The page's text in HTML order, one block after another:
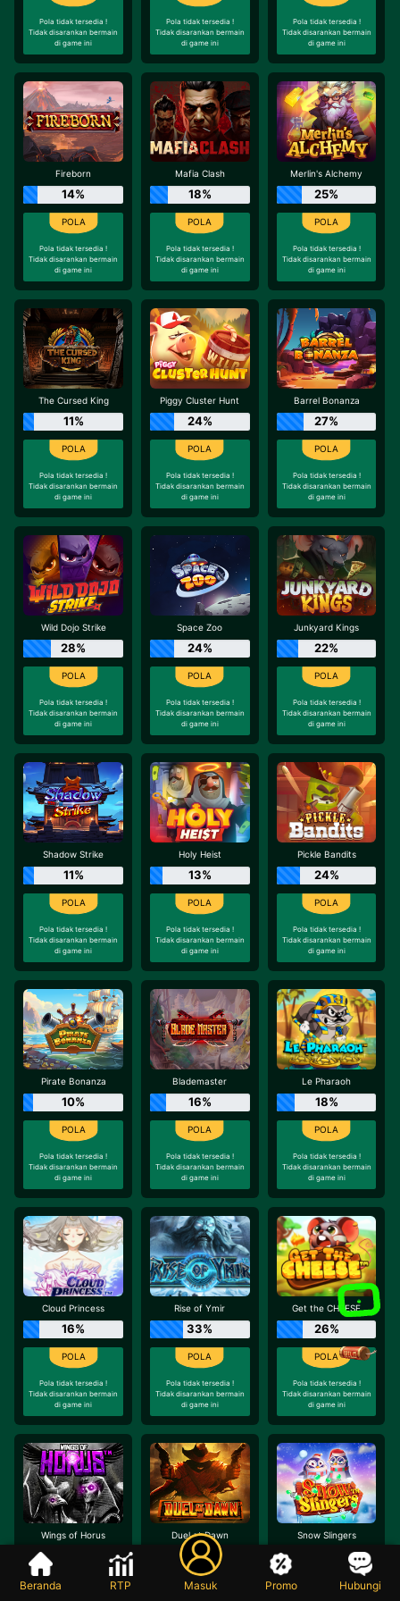
Pola tidak tersedia !
Tidak disarankan bermain
di game ini
Pola tidak tersedia !
Tidak disarankan bermain
di game ini
Pola tidak tersedia !
Tidak disarankan bermain
di game ini
Fireborn
14%
Pola tidak tersedia !
Tidak disarankan bermain
di game ini
Mafia Clash
18%
Pola tidak tersedia !
Tidak disarankan bermain
di game ini
Merlin's Alchemy
25%
Pola tidak tersedia !
Tidak disarankan bermain
di game ini
The Cursed King
11%
Pola tidak tersedia !
Tidak disarankan bermain
di game ini
Piggy Cluster Hunt
24%
Pola tidak tersedia !
Tidak disarankan bermain
di game ini
Barrel Bonanza
27%
Pola tidak tersedia !
Tidak disarankan bermain
di game ini
Wild Dojo Strike
28%
Pola tidak tersedia !
Tidak disarankan bermain
di game ini
Space Zoo
24%
Pola tidak tersedia !
Tidak disarankan bermain
di game ini
Junkyard Kings
22%
Pola tidak tersedia !
Tidak disarankan bermain
di game ini
Shadow Strike
11%
Pola tidak tersedia !
Tidak disarankan bermain
di game ini
Holy Heist
13%
Pola tidak tersedia !
Tidak disarankan bermain
di game ini
Pickle Bandits
24%
Pola tidak tersedia !
Tidak disarankan bermain
di game ini
Pirate Bonanza
10%
Pola tidak tersedia !
Tidak disarankan bermain
di game ini
Blademaster
16%
Pola tidak tersedia !
Tidak disarankan bermain
di game ini
Le Pharaoh
18%
Pola tidak tersedia !
Tidak disarankan bermain
di game ini
Cloud Princess
16%
Pola tidak tersedia !
Tidak disarankan bermain
di game ini
Rise of Ymir
33%
Pola tidak tersedia !
Tidak disarankan bermain
di game ini
Get the CHEESE
26%
Pola tidak tersedia !
Tidak disarankan bermain
di game ini
Wings of Horus Duel at Dawn
28%
Snow Slingers
Beranda RTP Masuk Promo Hubungi